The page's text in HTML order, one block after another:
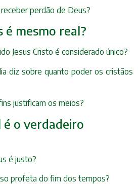
perdão de Deus?
é mesmo real?
Jesus Cristo é considerado único?
diz sobre quanto poder os cristãos
justificam os meios?
é o verdadeiro
é justo?
profeta do fim dos tempos?